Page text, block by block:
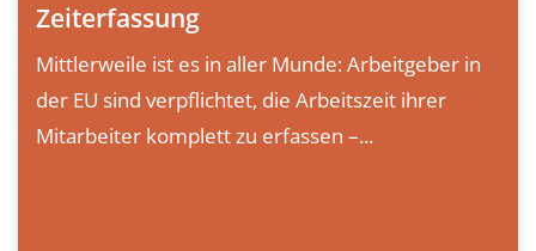
Zeiterfassung
Mittlerweile ist es in aller Munde: Arbeitgeber in
der EU sind verpflichtet, die Arbeitszeit ihrer
Mitarbeiter komplett zu erfassen –...